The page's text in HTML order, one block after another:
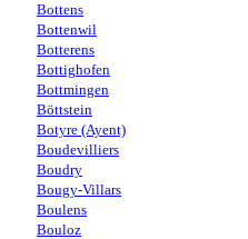
Bottens
Bottenwil
Botterens
Bottighofen
Bottmingen
Böttstein
Botyre (Ayent)
Boudevilliers
Boudry
Bougy-Villars
Boulens
Bouloz